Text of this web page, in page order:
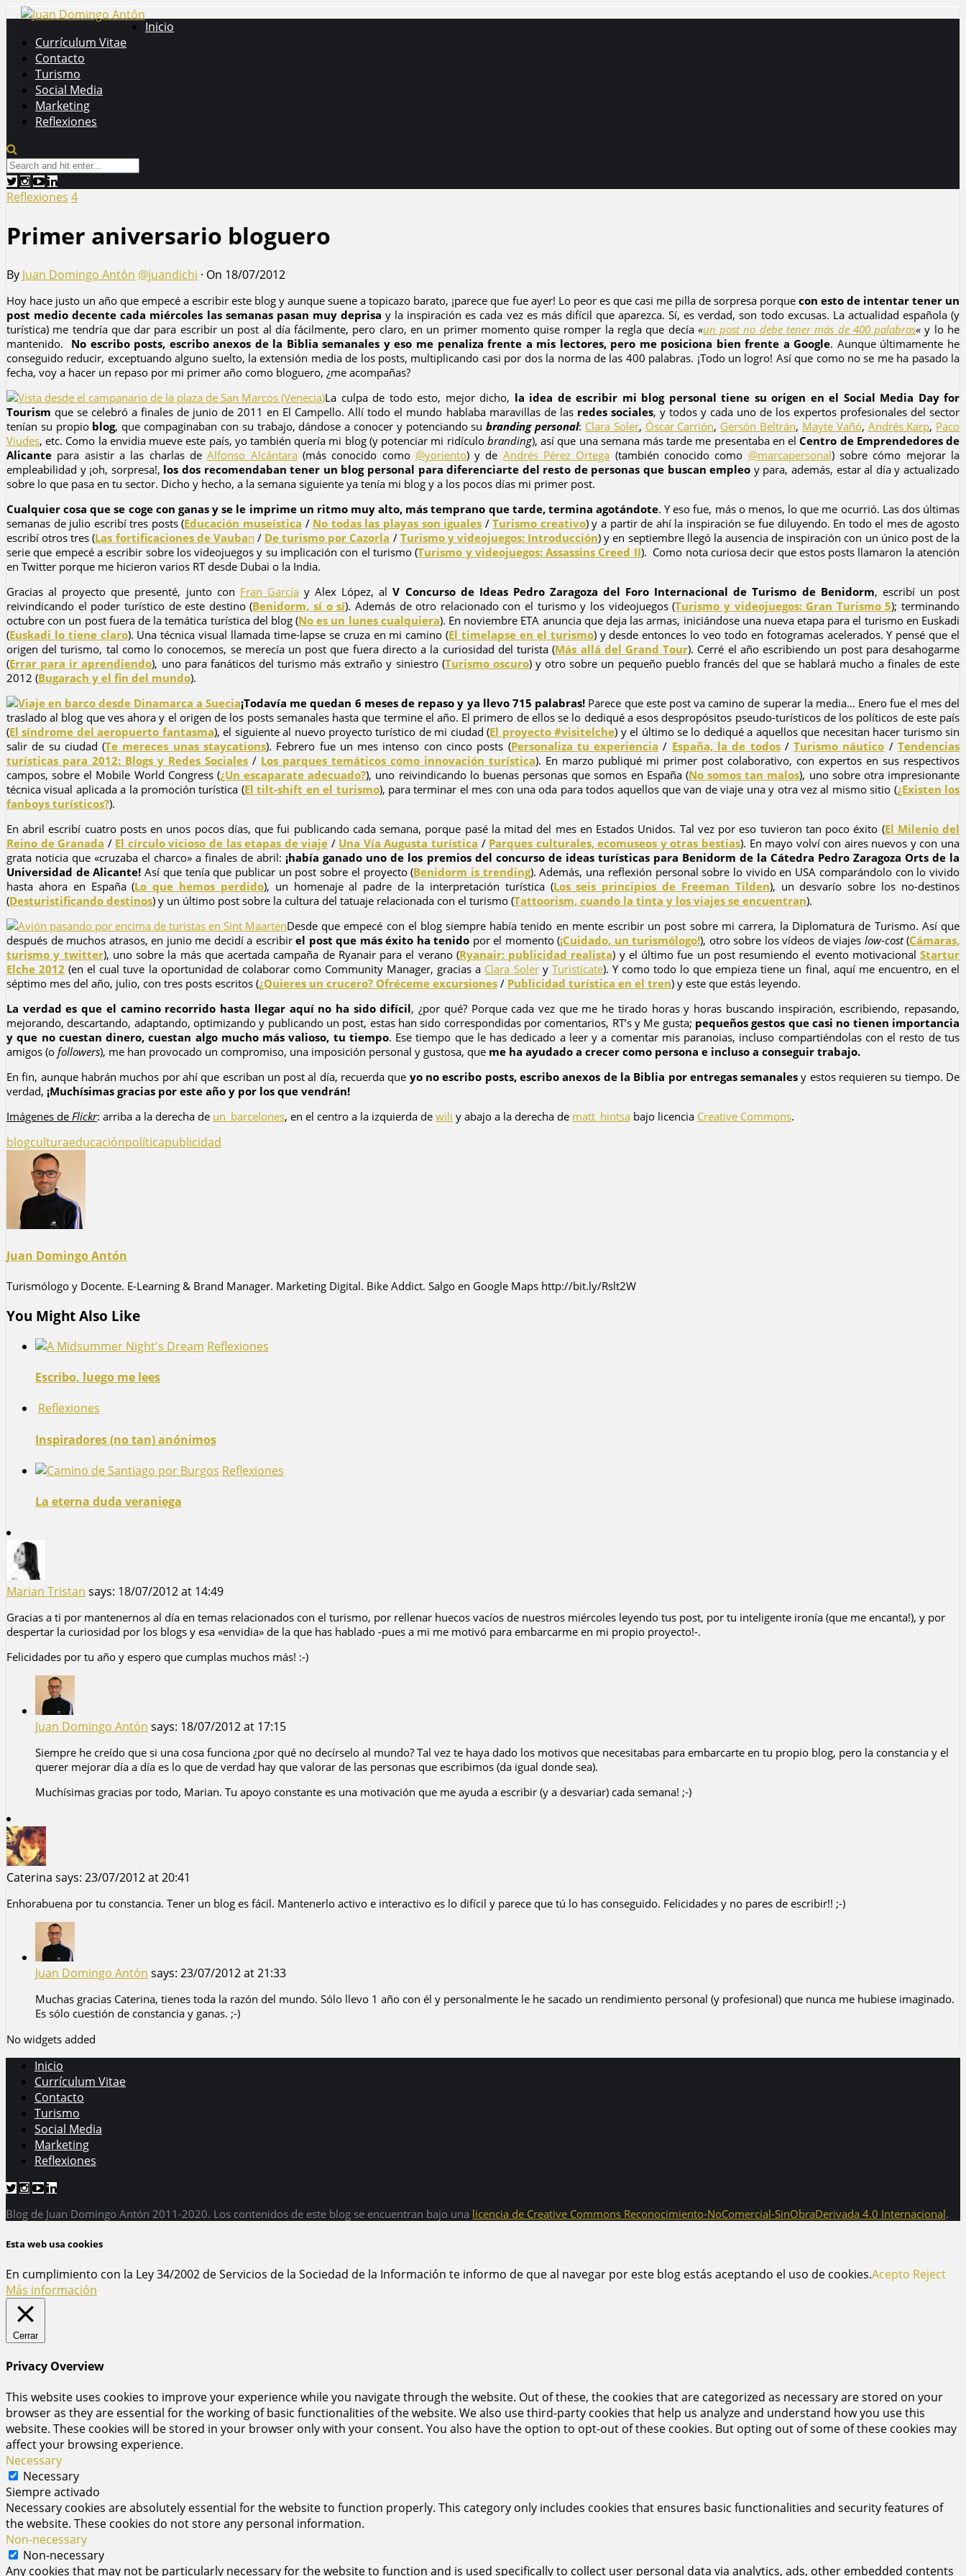
Inicio
Currículum Vitae
Contacto
Turismo
Social Media
Marketing
Reflexiones
Reflexiones 4
Primer aniversario bloguero
By Juan Domingo Antón @juandichi · On 18/07/2012
Hoy hace justo un año que empecé a escribir este blog y aunque suene a topicazo barato, ¡parece que fue ayer! Lo peor es que casi me pilla de sorpresa porque con esto de intentar tener un
post medio decente cada miércoles las semanas pasan muy deprisa y la inspiración es cada vez es más difícil que aparezca. Sí, es verdad, son todo excusas. La actualidad española (y
turística) me tendría que dar para escribir un post al día fácilmente, pero claro, en un primer momento quise romper la regla que decía «un post no debe tener más de 400 palabras« y lo he
mantenido. No escribo posts, escribo anexos de la Biblia semanales y eso me penaliza frente a mis lectores, pero me posiciona bien frente a Google. Aunque últimamente he
conseguido reducir, exceptuando alguno suelto, la extensión media de los posts, multiplicando casi por dos la norma de las 400 palabras. ¡Todo un logro! Así que como no se me ha pasado la
fecha, voy a hacer un repaso por mi primer año como bloguero, ¿me acompañas?
La culpa de todo esto, mejor dicho, la idea de escribir mi blog personal tiene su origen en el Social Media Day for
Tourism que se celebró a finales de junio de 2011 en El Campello. Allí todo el mundo hablaba maravillas de las redes sociales, y todos y cada uno de los expertos profesionales del sector
tenían su propio blog, que compaginaban con su trabajo, dándose a conocer y potenciando subranding personal: Clara Soler, Óscar Carrión, Gersón Beltrán, Mayte Vañó, Andrés Karp, Paco
Viudes, etc. Como la envidia mueve este país, yo también quería mi blog (y potenciar mi ridículo branding), así que una semana más tarde me presentaba en elCentro de Emprendedores de
Alicante para asistir a las charlas deAlfonso Alcántara(más conocido como @yoriento) y de Andrés Pérez Ortega (también conocido como @marcapersonal) sobre cómo mejorar la
empleabilidad y ¡oh, sorpresa!, los dos recomendaban tener un blog personal para diferenciarte del resto de personas que buscan empleo y para, además, estar al día y actualizado
sobre lo que pasa en tu sector. Dicho y hecho, a la semana siguiente ya tenía mi blog y a los pocos días mi primer post.
Cualquier cosa que se coge con ganas y se le imprime un ritmo muy alto, más temprano que tarde, termina agotándote. Y eso fue, más o menos, lo que me ocurrió. Las dos últimas
semanas de julio escribí tres posts (Educación museística / No todas las playas son iguales /Turismo creativo) y a partir de ahí la inspiración se fue diluyendo. En todo el mes de agosto
escribí otros tres (Las fortificaciones de Vauban / De turismo por Cazorla / Turismo y videojuegos: Introducción) y en septiembre llegó la ausencia de inspiración con un único post de la
serie que empecé a escribir sobre los videojuegos y su implicación con el turismo (Turismo y videojuegos: Assassins Creed II). Como nota curiosa decir que estos posts llamaron la atención
en Twitter porque me hicieron varios RT desde Dubai o la India.
Gracias al proyecto que presenté, junto con Fran Garcíay Alex López, alV Concurso de Ideas Pedro Zaragoza del Foro Internacional de Turismo de Benidorm, escribí un post
reivindicando el poder turístico de este destino (Benidorm, sí o sí). Además de otro relacionado con el turismo y los videojuegos (Turismo y videojuegos: Gran Turismo 5); terminando
octubre con un post fuera de la temática turística del blog (No es un lunes cualquiera). En noviembre ETA anuncia que deja las armas, iniciándose una nueva etapa para el turismo en Euskadi
(Euskadi lo tiene claro). Una técnica visual llamada time-lapse se cruza en mi camino (El timelapse en el turismo) y desde entonces lo veo todo en fotogramas acelerados. Y pensé que el
origen del turismo, tal como lo conocemos, se merecía un post que fuera directo a la curiosidad del turista (Más allá del Grand Tour). Cerré el año escribiendo un post para desahogarme
(Errar para ir aprendiendo), uno para fanáticos del turismo más extraño y siniestro (Turismo oscuro) y otro sobre un pequeño pueblo francés del que se hablará mucho a finales de este
2012 (Bugarach y el fin del mundo).
¡Todavía me quedan 6 meses de repaso y ya llevo 715 palabras! Parece que este post va camino de superar la media… Enero fue el mes del
traslado al blog que ves ahora y el origen de los posts semanales hasta que termine el año. El primero de ellos se lo dediqué a esos despropósitos pseudo-turísticos de los políticos de este país
(El síndrome del aeropuerto fantasma), el siguiente al nuevo proyecto turístico de mi ciudad (El proyecto #visitelche) y el último se lo dediqué a aquellos que necesitan hacer turismo sin
salir de su ciudad (Te mereces unas staycations). Febrero fue un mes intenso con cinco posts (Personaliza tu experiencia / España, la de todos/Turismo náutico /Tendencias
turísticas para 2012: Blogs y Redes Sociales / Los parques temáticos como innovación turística). En marzo publiqué mi primer post colaborativo, con expertos en sus respectivos
campos, sobre el Mobile World Congress (¿Un escaparate adecuado?), uno reivindicando lo buenas personas que somos en España (No somos tan malos), uno sobre otra impresionante
técnica visual aplicada a la promoción turística (El tilt-shift en el turismo), para terminar el mes con una oda para todos aquellos que van de viaje una y otra vez al mismo sitio (¿Existen los
fanboys turísticos?).
En abril escribí cuatro posts en unos pocos días, que fui publicando cada semana, porque pasé la mitad del mes en Estados Unidos. Tal vez por eso tuvieron tan poco éxito (El Milenio del
Reino de Granada / El círculo vicioso de las etapas de viaje / Una Vía Augusta turística / Parques culturales, ecomuseos y otras bestias). En mayo volví con aires nuevos y con una
grata noticia que «cruzaba el charco» a finales de abril: ¡había ganado uno de los premios del concurso de ideas turísticas para Benidorm de la Cátedra Pedro Zaragoza Orts de la
Universidad de Alicante! Así que tenía que publicar un post sobre el proyecto (Benidorm is trending). Además, una reflexión personal sobre lo vivido en USA comparándolo con lo vivido
hasta ahora en España (Lo que hemos perdido), un homenaje al padre de la interpretación turística (Los seis principios de Freeman Tilden), un desvarío sobre los no-destinos
(Desturistificando destinos) y un último post sobre la cultura del tatuaje relacionada con el turismo (Tattoorism, cuando la tinta y los viajes se encuentran).
Desde que empecé con el blog siempre había tenido en mente escribir un post sobre mi carrera, la Diplomatura de Turismo. Así que
después de muchos atrasos, en junio me decidí a escribir el post que más éxito ha tenido por el momento (¡Cuidado, un turismólogo!), otro sobre los vídeos de viajes low-cost(Cámaras,
turismo y twitter), uno sobre la más que acertada campaña de Ryanair para el verano (Ryanair: publicidad realista) y el último fue un post resumiendo el evento motivacional Startur
Elche 2012 (en el cual tuve la oportunidad de colaborar como Community Manager, gracias a Clara Solery Turistícate). Y como todo lo que empieza tiene un final, aquí me encuentro, en el
séptimo mes del año, julio, con tres posts escritos (¿Quieres un crucero? Ofréceme excursiones / Publicidad turística en el tren) y este que estás leyendo.
La verdad es que el camino recorrido hasta llegar aquí no ha sido difícil, ¿por qué? Porque cada vez que me he tirado horas y horas buscando inspiración, escribiendo, repasando,
mejorando, descartando, adaptando, optimizando y publicando un post, estas han sido correspondidas por comentarios, RT’s y Me gusta; pequeños gestos que casi no tienen importancia
y que no cuestan dinero, cuestan algo mucho más valioso, tu tiempo. Ese tiempo que le has dedicado a leer y a comentar mis paranoias, incluso compartiéndolas con el resto de tus
amigos (o followers), me han provocado un compromiso, una imposición personal y gustosa, que me ha ayudado a crecer como persona e incluso a conseguir trabajo.
En fin, aunque habrán muchos por ahí que escriban un post al día, recuerda que yo no escribo posts, escribo anexos de la Biblia por entregas semanales y estos requieren su tiempo. De
verdad, ¡Muchísimas gracias por este año y por los que vendrán!
Imágenes de Flickr: arriba a la derecha de un_barcelones, en el centro a la izquierda de wili y abajo a la derecha de matt_hintsa bajo licencia Creative Commons.
blogculturaeducaciónpolíticapublicidad
Juan Domingo Antón
Turismólogo y Docente. E-Learning & Brand Manager. Marketing Digital. Bike Addict. Salgo en Google Maps http://bit.ly/Rslt2W
You Might Also Like
Reflexiones
Escribo, luego me lees
Reflexiones
Inspiradores (no tan) anónimos
Reflexiones
La eterna duda veraniega
Marian Tristan says: 18/07/2012 at 14:49
Gracias a ti por mantenernos al día en temas relacionados con el turismo, por rellenar huecos vacíos de nuestros miércoles leyendo tus post, por tu inteligente ironía (que me encanta!), y por
despertar la curiosidad por los blogs y esa «envidia» de la que has hablado -pues a mi me motivó para embarcarme en mi propio proyecto!-.
Felicidades por tu año y espero que cumplas muchos más! :-)
Juan Domingo Antón says: 18/07/2012 at 17:15
Siempre he creído que si una cosa funciona ¿por qué no decírselo al mundo? Tal vez te haya dado los motivos que necesitabas para embarcarte en tu propio blog, pero la constancia y el
querer mejorar día a día es lo que de verdad hay que valorar de las personas que escribimos (da igual donde sea).
Muchísimas gracias por todo, Marian. Tu apoyo constante es una motivación que me ayuda a escribir (y a desvariar) cada semana! ;-)
Caterina says: 23/07/2012 at 20:41
Enhorabuena por tu constancia. Tener un blog es fácil. Mantenerlo activo e interactivo es lo difícil y parece que tú lo has conseguido. Felicidades y no pares de escribir!! ;-)
Juan Domingo Antón says: 23/07/2012 at 21:33
Muchas gracias Caterina, tienes toda la razón del mundo. Sólo llevo 1 año con él y personalmente le he sacado un rendimiento personal (y profesional) que nunca me hubiese imaginado.
Es sólo cuestión de constancia y ganas. ;-)
No widgets added
Inicio
Currículum Vitae
Contacto
Turismo
Social Media
Marketing
Reflexiones
Blog de Juan Domingo Antón 2011-2020. Los contenidos de este blog se encuentran bajo una licencia de Creative Commons Reconocimiento-NoComercial-SinObraDerivada 4.0 Internacional.
Esta web usa cookies
En cumplimiento con la Ley 34/2002 de Servicios de la Sociedad de la Información te informo de que al navegar por este blog estás aceptando el uso de cookies.Acepto Reject
Más información
Cerrar
Privacy Overview
This website uses cookies to improve your experience while you navigate through the website. Out of these, the cookies that are categorized as necessary are stored on your
browser as they are essential for the working of basic functionalities of the website. We also use third-party cookies that help us analyze and understand how you use this
website. These cookies will be stored in your browser only with your consent. You also have the option to opt-out of these cookies. But opting out of some of these cookies may
affect your browsing experience.
Necessary
Necessary
Siempre activado
Necessary cookies are absolutely essential for the website to function properly. This category only includes cookies that ensures basic functionalities and security features of
the website. These cookies do not store any personal information.
Non-necessary
Non-necessary
Any cookies that may not be particularly necessary for the website to function and is used specifically to collect user personal data via analytics, ads, other embedded contents